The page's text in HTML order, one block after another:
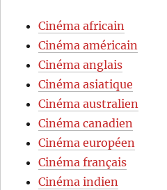
Cinéma africain
Cinéma américain
Cinéma anglais
Cinéma asiatique
Cinéma australien
Cinéma canadien
Cinéma européen
Cinéma français
Cinéma indien